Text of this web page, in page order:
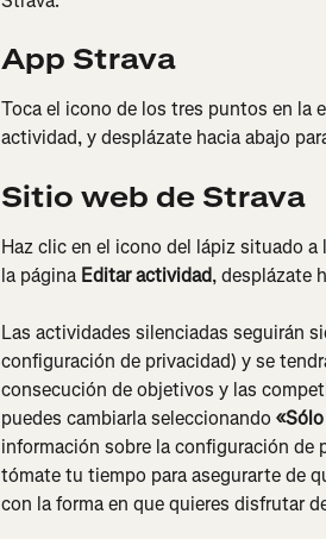
App Strava
Toca el icono de los tres puntos en la
actividad, y desplázate hacia abajo
Sitio web de Strava
Haz clic en el icono del lápiz situado
la página Editar actividad, desplázate
Las actividades silenciadas seguirán
configuración de privacidad) y se
consecución de objetivos y las
puedes cambiarla seleccionando
información sobre la configuración de
tómate tu tiempo para asegurarte de
con la forma en que quieres disfrutar